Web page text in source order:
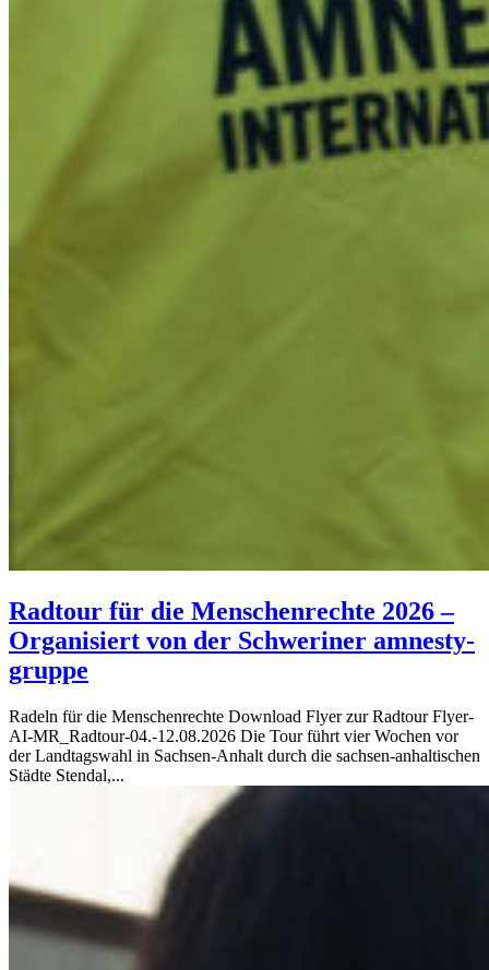
Radtour für die Menschenrechte 2026 –
Organisiert von der Schweriner amnesty-
gruppe
Radeln für die Menschenrechte Download Flyer zur Radtour Flyer-
AI-MR_Radtour-04.-12.08.2026 Die Tour führt vier Wochen vor
der Landtagswahl in Sachsen-Anhalt durch die sachsen-anhaltischen
Städte Stendal,...